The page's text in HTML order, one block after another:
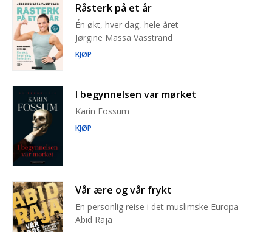
Råsterk på et år
Én økt, hver dag, hele året
Jørgine Massa Vasstrand
KJØP
I begynnelsen var mørket
Karin Fossum
KJØP
Vår ære og vår frykt
En personlig reise i det muslimske Europa
Abid Raja